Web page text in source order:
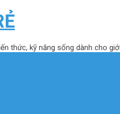
thức, kỹ năng sống dành cho